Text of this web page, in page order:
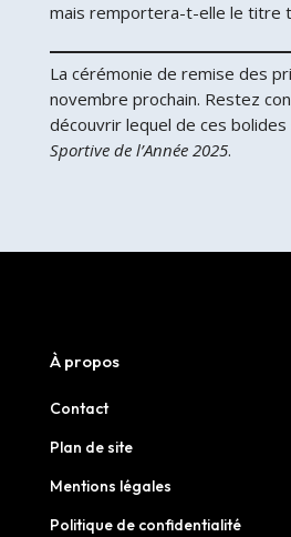
mais remportera-t-elle le titre
La cérémonie de remise des
novembre prochain. Restez
découvrir lequel de ces
Sportive de l’Année 2025.
À propos
Contact
Plan de site
Mentions légales
Politique de confidentialité